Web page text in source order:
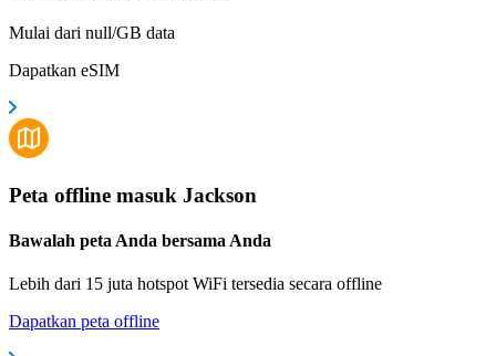
Mulai dari null/GB data
Dapatkan eSIM
Peta offline masuk Jackson
Bawalah peta Anda bersama Anda
Lebih dari 15 juta hotspot WiFi tersedia secara offline
Dapatkan peta offline